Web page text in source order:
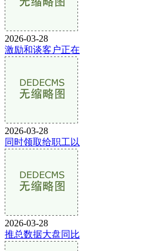
2026-03-28
激励和谈客户正在
2026-03-28
同时领取给职工以
2026-03-28
推总数据大盘同比